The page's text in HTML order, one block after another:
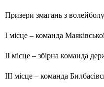
Призери змагань з
І місце – команда
ІІ місце – збірна команда
ІІІ місце – команда